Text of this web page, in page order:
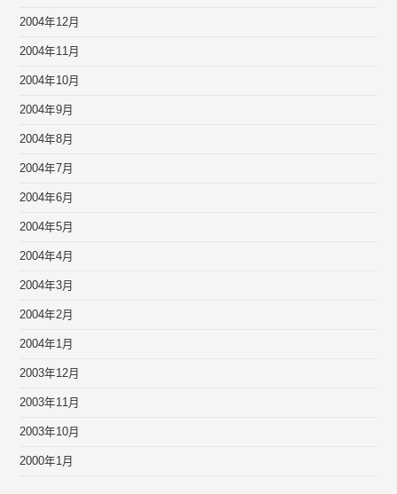
2004年12月
2004年11月
2004年10月
2004年9月
2004年8月
2004年7月
2004年6月
2004年5月
2004年4月
2004年3月
2004年2月
2004年1月
2003年12月
2003年11月
2003年10月
2000年1月